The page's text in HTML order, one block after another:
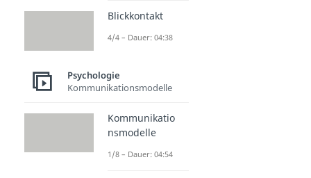
Blickkontakt
4/4 – Dauer: 04:38
Psychologie
Kommunikationsmodelle
Kommunikatio
nsmodelle
1/8 – Dauer: 04:54